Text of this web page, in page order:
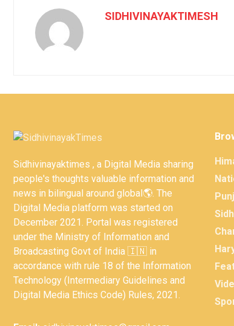
SIDHIVINAYAKTIMESH
Sidhivinayaktimes , a Digital Media sharing
people's thoughts valuable information and
news in bilingual around global🌎. The
Digital Media platform was started on
December 2021. Portal was registered
under the Ministry of Information and
Broadcasting Govt of India 🇮🇳 in
accordance with rule 18 of the Information
Technology (Intermediary Guidelines and
Digital Media Ethics Code) Rules, 2021.